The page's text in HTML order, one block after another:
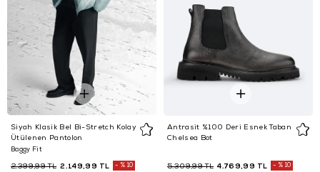
Siyah Klasik Bel Bi-Stretch Kolay
Ütülenen Pantolon
Baggy Fit
2.149,99 TL
2.399,99 TL %10
Antrasit %100 Deri Esnek Taban
Chelsea Bot
4.769,99 TL
5.309,99 TL %10